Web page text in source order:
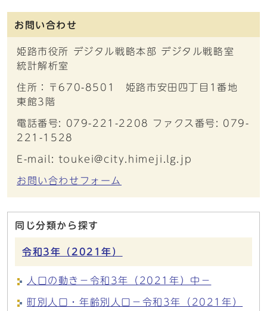
お問い合わせ
姫路市役所 デジタル戦略本部 デジタル戦略室
統計解析室
住所：〒670-8501 姫路市安田四丁目1番地
東館3階
電話番号: 079-221-2208 ファクス番号: 079-
221-1528
E-mail: toukei@city.himeji.lg.jp
お問い合わせフォーム
同じ分類から探す
令和3年（2021年）
人口の動き－令和3年（2021年）中－
町別人口・年齢別人口－令和3年（2021年）